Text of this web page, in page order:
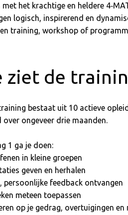
met het krachtige en heldere
logisch, inspirerend en
training, workshop of
ziet de
bestaat uit 10 actieve
over ongeveer drie maanden.
1 ga je doen:
in kleine groepen
geven en herhalen
persoonlijke feedback ontvangen
meteen toepassen
op je gedrag, overtuigingen en